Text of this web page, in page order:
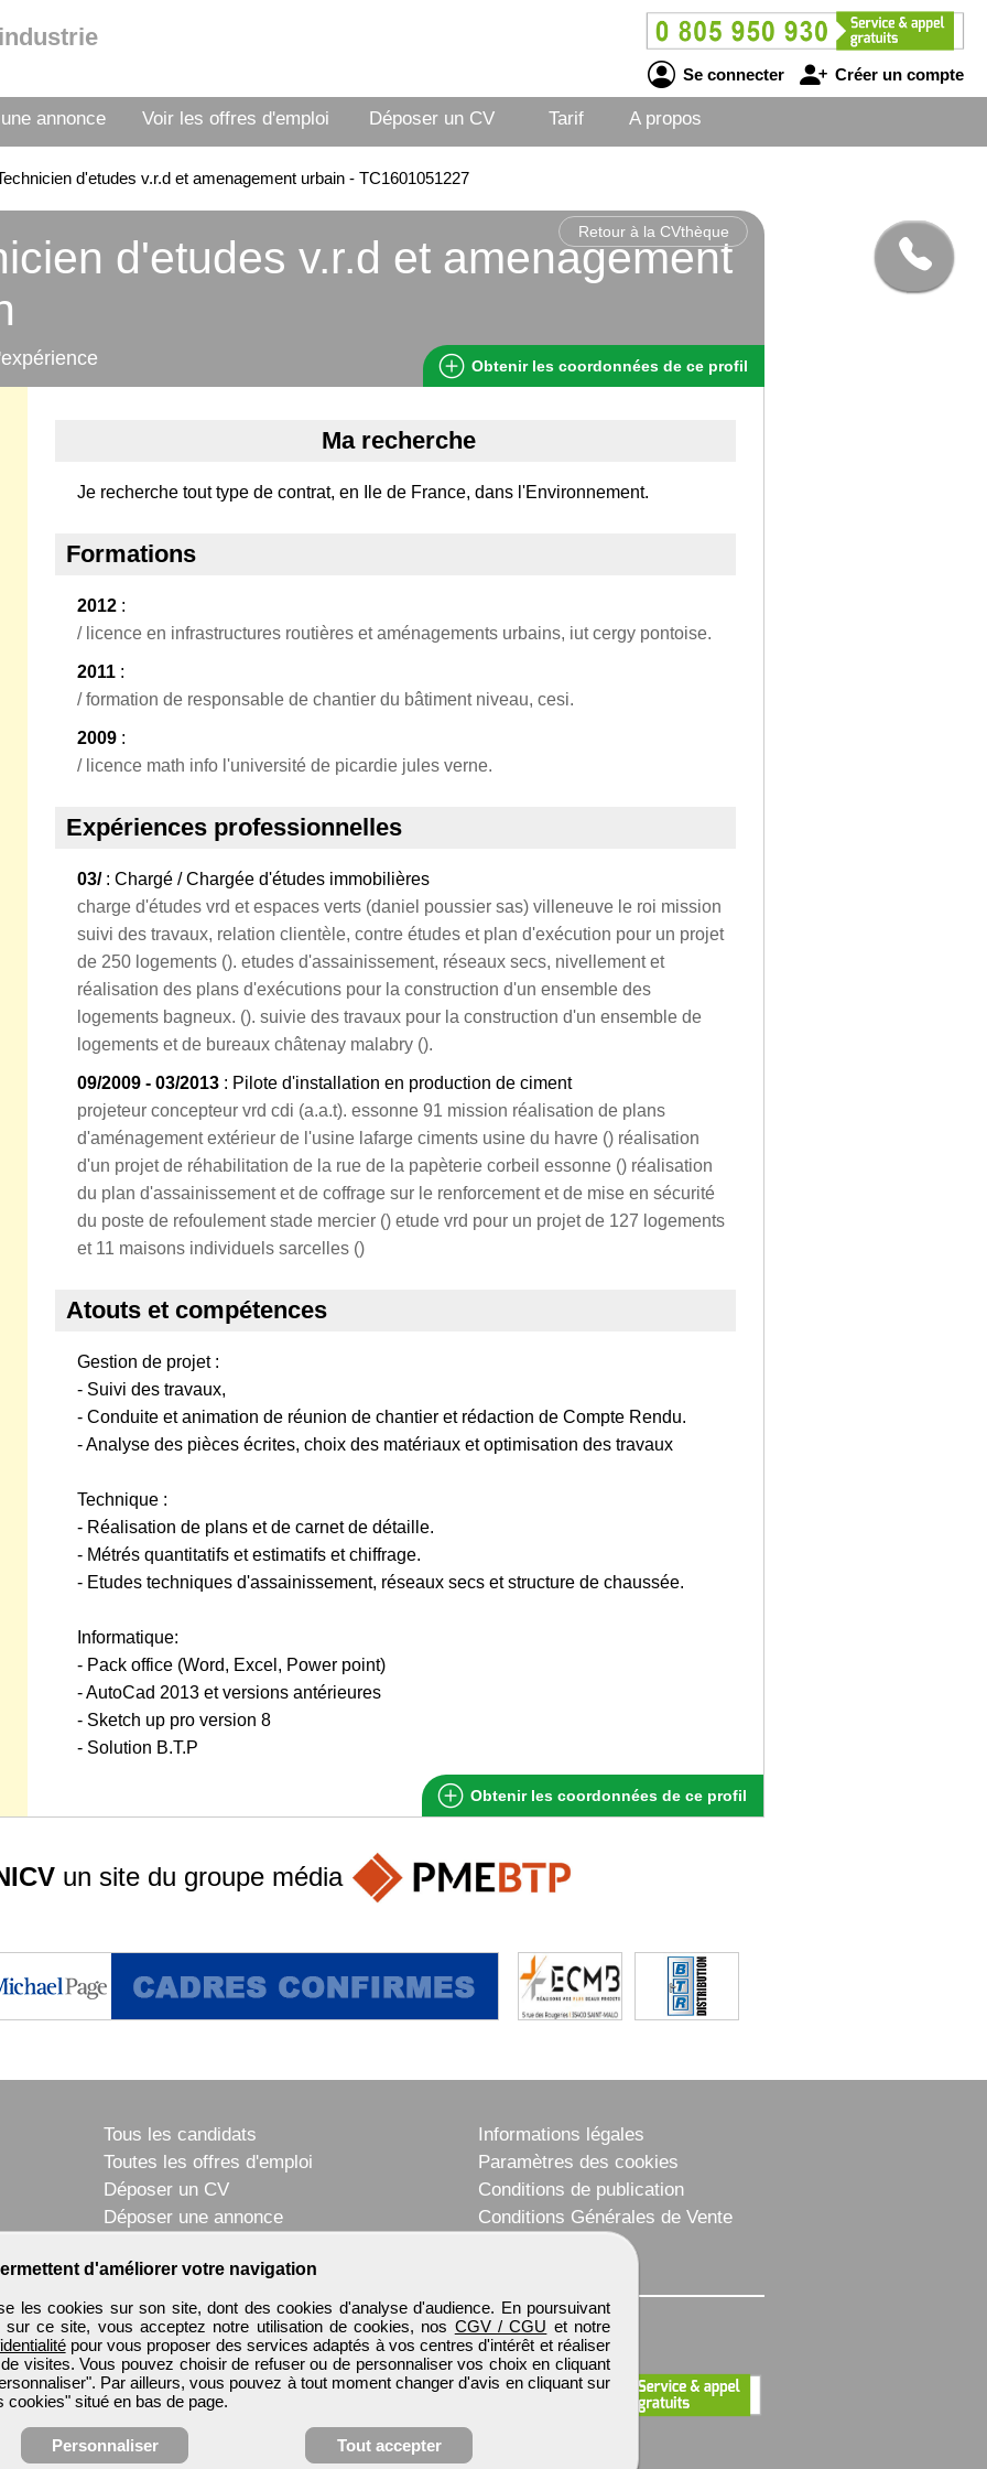
Se connecter Créer un compte
annonce Voir les offres d'emploi Déposer un CV Tarif A propos
d'etudes v.r.d et amenagement urbain - TC1601051227
Retour à la CVthèque
d'etudes v.r.d et amenagement
Obtenir les coordonnées de ce profil
Ma recherche
Je recherche tout type de contrat, en Ile de France, dans l'Environnement.
Formations
2012 :
/ licence en infrastructures routières et aménagements urbains, iut cergy pontoise.
2011 :
/ formation de responsable de chantier du bâtiment niveau, cesi.
2009 :
/ licence math info l'université de picardie jules verne.
Expériences professionnelles
03/: Chargé / Chargée d'études immobilières
charge d'études vrd et espaces verts (daniel poussier sas) villeneuve le roi mission
suivi des travaux, relation clientèle, contre études et plan d'exécution pour un projet
de 250 logements (). etudes d'assainissement, réseaux secs, nivellement et
réalisation des plans d'exécutions pour la construction d'un ensemble des
logements bagneux. (). suivie des travaux pour la construction d'un ensemble de
logements et de bureaux châtenay malabry ().
09/2009 - 03/2013 : Pilote d'installation en production de ciment
projeteur concepteur vrd cdi (a.a.t). essonne 91 mission réalisation de plans
d'aménagement extérieur de l'usine lafarge ciments usine du havre () réalisation
d'un projet de réhabilitation de la rue de la papèterie corbeil essonne () réalisation
du plan d'assainissement et de coffrage sur le renforcement et de mise en sécurité
du poste de refoulement stade mercier () etude vrd pour un projet de 127 logements
et 11 maisons individuels sarcelles ()
Atouts et compétences
Gestion de projet :
- Suivi des travaux,
- Conduite et animation de réunion de chantier et rédaction de Compte Rendu.
- Analyse des pièces écrites, choix des matériaux et optimisation des travaux
Technique :
- Réalisation de plans et de carnet de détaille.
- Métrés quantitatifs et estimatifs et chiffrage.
- Etudes techniques d'assainissement, réseaux secs et structure de chaussée.
Informatique:
- Pack office (Word, Excel, Power point)
- AutoCad 2013 et versions antérieures
- Sketch up pro version 8
- Solution B.T.P
Obtenir les coordonnées de ce profil
d'améliorer votre navigation
les cookies sur son site, dont des cookies d'analyse d'audience. En poursuivant
sur ce site, vous acceptez notre utilisation de cookies, nos CGV / CGU et notre
pour vous proposer des services adaptés à vos centres d'intérêt et réaliser
visites. Vous pouvez choisir de refuser ou de personnaliser vos choix en cliquant
Par ailleurs, vous pouvez à tout moment changer d'avis en cliquant sur
cookies" situé en bas de page.
Personnaliser Tout accepter
un site du groupe média
Tous les candidats
Toutes les offres d'emploi
Déposer un CV
Déposer une annonce
Informations légales
Paramètres des cookies
Conditions de publication
Conditions Générales de Vente